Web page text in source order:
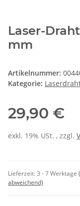
Laser-
mm
Artikelnummer:
Kategorie:
29,90 €
exkl. 19% USt. , zzgl.
Lieferzeit:3 - 7 Werktage
abweichend)